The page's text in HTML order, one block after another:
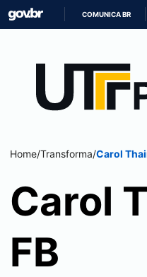
COMUNICA BR
Home/Transforma/Carol
Carol
FB